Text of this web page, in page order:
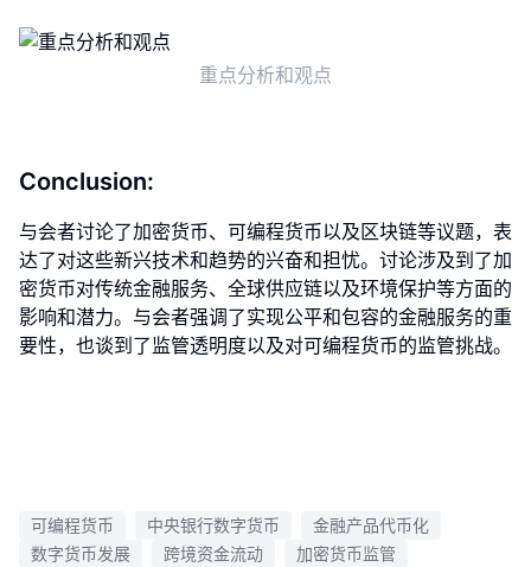
重点分析和观点
Conclusion:
与会者讨论了加密货币、可编程货币以及区块链等议题，表
达了对这些新兴技术和趋势的兴奋和担忧。讨论涉及到了加
密货币对传统金融服务、全球供应链以及环境保护等方面的
影响和潜力。与会者强调了实现公平和包容的金融服务的重
要性，也谈到了监管透明度以及对可编程货币的监管挑战。
可编程货币 中央银行数字货币
金融产品代币化
数字货币发展
跨境资金流动
加密货币监管